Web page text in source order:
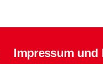
Impressum und